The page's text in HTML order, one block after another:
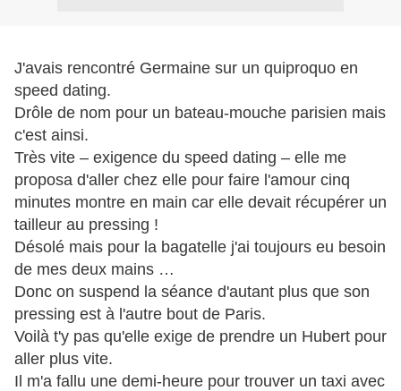
J'avais rencontré Germaine sur un quiproquo en
speed dating.
Drôle de nom pour un bateau-mouche parisien mais
c'est ainsi.
Très vite – exigence du speed dating – elle me
proposa d'aller chez elle pour faire l'amour cinq
minutes montre en main car elle devait récupérer un
tailleur au pressing !
Désolé mais pour la bagatelle j'ai toujours eu besoin
de mes deux mains …
Donc on suspend la séance d'autant plus que son
pressing est à l'autre bout de Paris.
Voilà t'y pas qu'elle exige de prendre un Hubert pour
aller plus vite.
Il m'a fallu une demi-heure pour trouver un taxi avec